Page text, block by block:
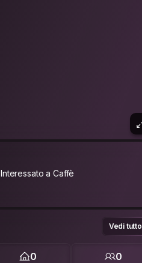
Interessato a Caffè
Vedi tutto
0 0